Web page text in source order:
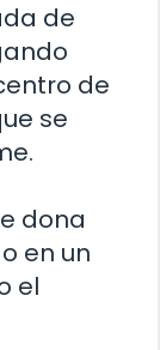
de
de
se
dona
en un
el